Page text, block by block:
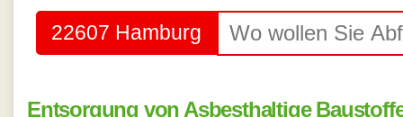
22607 Hamburg
Entsorgung von Asbesthaltige